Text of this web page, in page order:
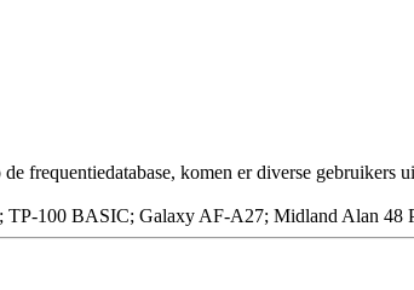
frequentiedatabase, komen er diverse gebruikers
100 BASIC; Galaxy AF-A27; Midland Alan 48